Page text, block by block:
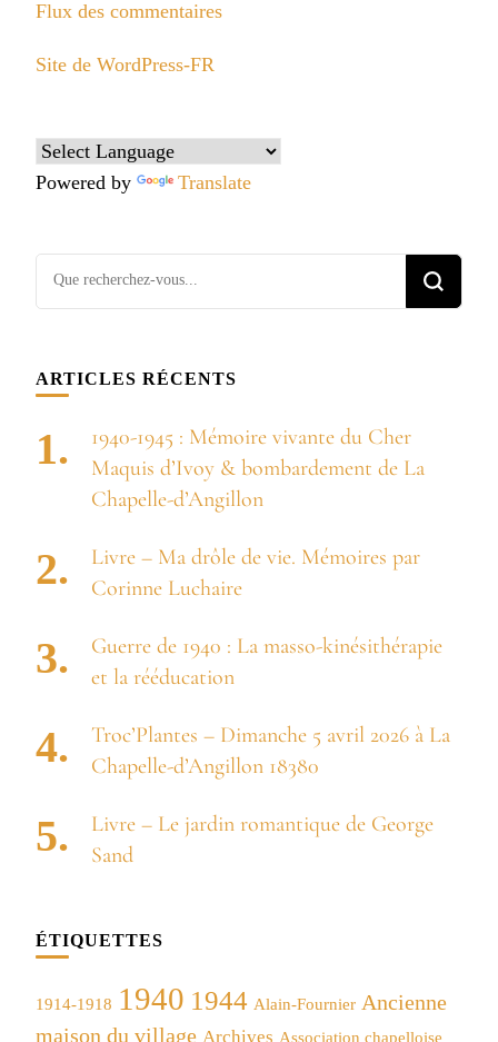
Flux des commentaires
Site de WordPress-FR
Powered by Translate
Vous
recherchiez
ARTICLES RÉCENTS
1940-1945 : Mémoire vivante du Cher
Maquis d’Ivoy & bombardement de La
Chapelle-d’Angillon
Livre – Ma drôle de vie. Mémoires par
Corinne Luchaire
Guerre de 1940 : La masso-kinésithérapie
et la rééducation
Troc’Plantes – Dimanche 5 avril 2026 à La
Chapelle-d’Angillon 18380
Livre – Le jardin romantique de George
Sand
ÉTIQUETTES
1914-1918 1940 1944 Alain-Fournier Ancienne
maison du village Archives Association chapelloise